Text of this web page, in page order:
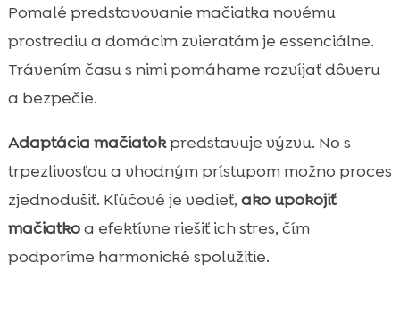
Pomalé predstavovanie mačiatka novému
prostrediu a domácim zvieratám je essenciálne.
Trávením času s nimi pomáhame rozvíjať dôveru
a bezpečie.
Adaptácia mačiatokpredstavuje výzvu. No s
trpezlivosťou a vhodným prístupom možno proces
zjednodušiť. Kľúčové je vedieť, ako upokojiť
mačiatkoa efektívne riešiť ich stres, čím
podporíme harmonické spolužitie.